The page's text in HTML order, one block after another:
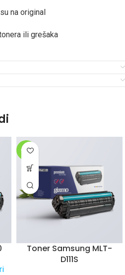
na original
ili grešaka
-25%
Toner Samsung MLT-
D111S